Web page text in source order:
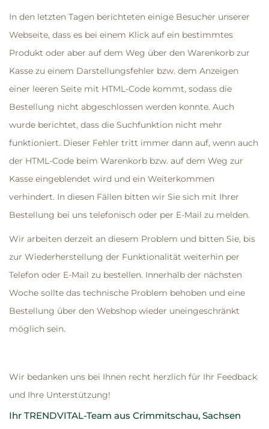
In den letzten Tagen berichteten einige Besucher unserer
Webseite, dass es bei einem Klick auf ein bestimmtes
Produkt oder aber auf dem Weg über den Warenkorb zur
Kasse zu einem Darstellungsfehler bzw. dem Anzeigen
einer leeren Seite mit HTML-Code kommt, sodass die
Bestellung nicht abgeschlossen werden konnte. Auch
wurde berichtet, dass die Suchfunktion nicht mehr
funktioniert. Dieser Fehler tritt immer dann auf, wenn auch
der HTML-Code beim Warenkorb bzw. auf dem Weg zur
Kasse eingeblendet wird und ein Weiterkommen
verhindert. In diesen Fällen bitten wir Sie sich mit Ihrer
Bestellung bei uns telefonisch oder per E-Mail zu melden.
Wir arbeiten derzeit an diesem Problem und bitten Sie, bis
zur Wiederherstellung der Funktionalität weiterhin per
Telefon oder E-Mail zu bestellen. Innerhalb der nächsten
Woche sollte das technische Problem behoben und eine
Bestellung über den Webshop wieder uneingeschränkt
möglich sein.
Wir bedanken uns bei Ihnen recht herzlich für Ihr Feedback
und Ihre Unterstützung!
Ihr TRENDVITAL-Team aus Crimmitschau, Sachsen